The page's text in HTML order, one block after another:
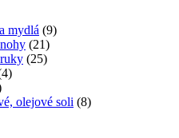
mydlá (9)
(21)
(25)
olejové soli (8)